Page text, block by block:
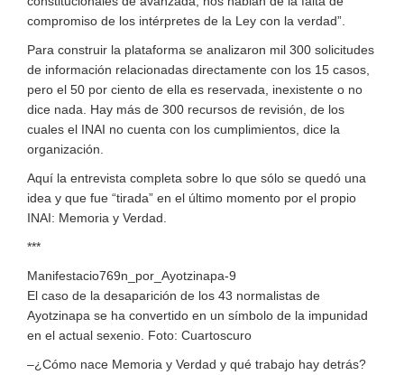
compromiso de los intérpretes de la Ley con la verdad”.
Para construir la plataforma se analizaron mil 300 solicitudes
de información relacionadas directamente con los 15 casos,
pero el 50 por ciento de ella es reservada, inexistente o no
dice nada. Hay más de 300 recursos de revisión, de los
cuales el INAI no cuenta con los cumplimientos, dice la
organización.
Aquí la entrevista completa sobre lo que sólo se quedó una
idea y que fue “tirada” en el último momento por el propio
INAI: Memoria y Verdad.
***
Manifestacio769n_por_Ayotzinapa-9
El caso de la desaparición de los 43 normalistas de
Ayotzinapa se ha convertido en un símbolo de la impunidad
en el actual sexenio. Foto: Cuartoscuro
–¿Cómo nace Memoria y Verdad y qué trabajo hay detrás?